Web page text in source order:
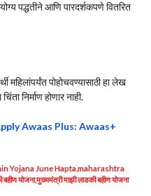
पद्धतीने आणि पारदर्शकपणे वितरित
महिलांपर्यंत पोहोचवण्यासाठी हा लेख
निर्माण होणार नाही.
Awaas Plus: Awaas+
Yojana June Haptamaharashtra
बहीण योजना,मुख्यमंत्री माझी लाडकी बहीण योजना